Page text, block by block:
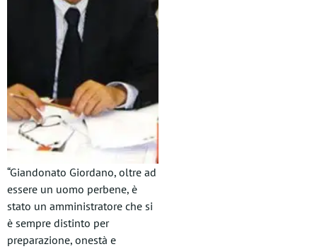
“Giandonato Giordano, oltre ad
essere un uomo perbene, è
stato un amministratore che si
è sempre distinto per
preparazione, onestà e